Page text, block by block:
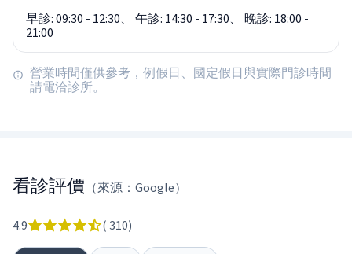
早診: 09:30 - 12:30、 午診: 14:30 - 17:30、 晚診: 18:00 -
21:00
營業時間僅供參考，例假日、國定假日與實際門診時間
請電洽診所。
看診評價 （來源：Google）
4.9 ( 310)